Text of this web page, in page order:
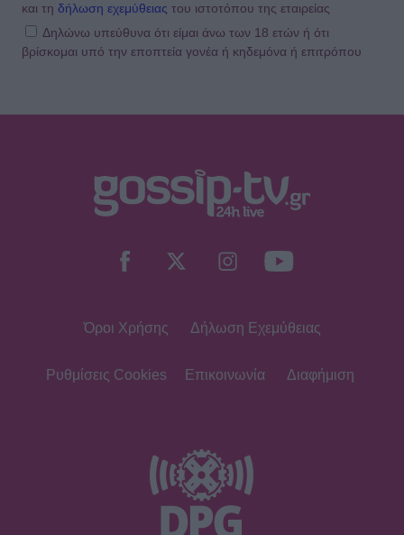
SHOWBIZ
Εριέττα Μανούρη: Η σπάνια
πόζες με κόκκινο μαγιό
μπροστά με το πιο κλασσικό
Οι νέες σειράς του Alpha για τη
σεζόν 2026-2027- Δράμα, γέλιο,
και τη δήλωση εχεμύθειας του ιστοτόπου της εταιρείας
Δηλώνω υπεύθυνα ότι είμαι άνω των 18 ετών ή ότι
βρίσκομαι υπό την εποπτεία γονέα ή κηδεμόνα ή επιτρόπου
Όροι Χρήσης Δήλωση Εχεμύθειας
Ρυθμίσεις Cookies Επικοινωνία Διαφήμιση